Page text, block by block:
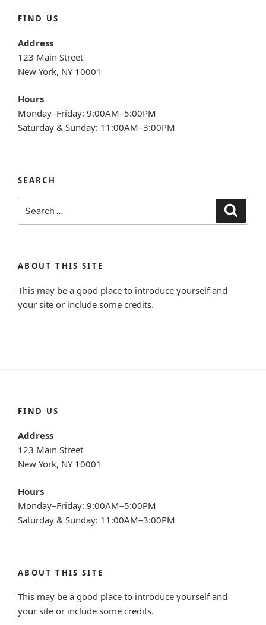
FIND US
Address
123 Main Street
New York, NY 10001
Hours
Monday–Friday: 9:00AM–5:00PM
Saturday & Sunday: 11:00AM–3:00PM
SEARCH
for:
ABOUT THIS SITE
This may be a good place to introduce yourself and
your site or include some credits.
FIND US
Address
123 Main Street
New York, NY 10001
Hours
Monday–Friday: 9:00AM–5:00PM
Saturday & Sunday: 11:00AM–3:00PM
ABOUT THIS SITE
This may be a good place to introduce yourself and
your site or include some credits.